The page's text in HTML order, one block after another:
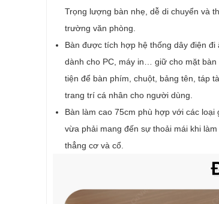
Trọng lượng bàn nhẹ, dễ di chuyển và
trường văn phòng.
Bàn được tích hợp hệ thống dây điện
dành cho PC, máy in… giữ cho mặt
tiện để bàn phím, chuột, bảng tên, táp
trang trí cá nhân cho người dùng.
Bàn làm cao 75cm phù hợp với các
vừa phải mang đến sự thoải mái khi
thẳng cơ và cổ.